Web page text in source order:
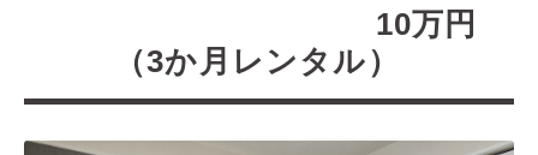
10万円
（3か月レンタル）